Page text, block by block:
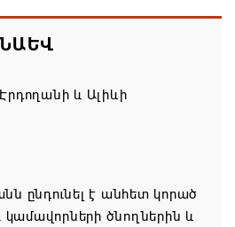
այս տարի կսովորի
հասցնելով դրանք 402 մլն
Էրդողանի և Ալիևի
ընդունել է անհետ կորած
կամավորների ծնողներին և